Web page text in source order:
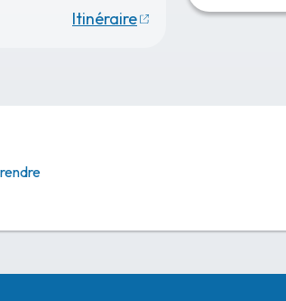
Nous tenons à remercier :
Itinéraire